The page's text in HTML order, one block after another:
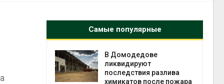
Самые популярные
растений
В Домодедове
ликвидируют
последствия разлива
химикатов после пожара